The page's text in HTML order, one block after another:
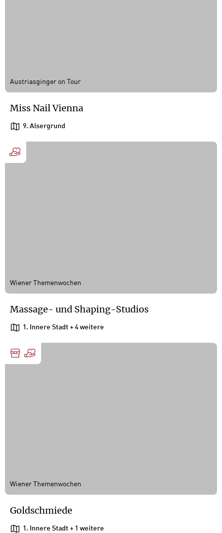
Austriasginger on Tour
Miss Nail Vienna
9. Alsergrund
Wiener Themenwochen
Massage- und Shaping-Studios
1. Innere Stadt + 4 weitere
Wiener Themenwochen
Goldschmiede
1. Innere Stadt + 1 weitere